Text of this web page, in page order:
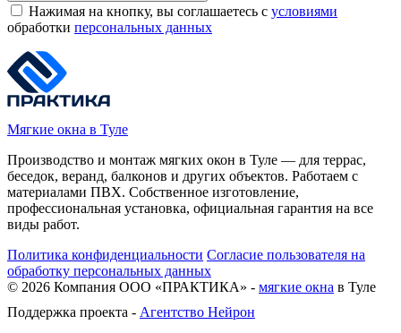
Нажимая на кнопку, вы соглашаетесь с условиями
обработки персональных данных
Мягкие окна в Туле
Производство и монтаж мягких окон в Туле — для террас,
беседок, веранд, балконов и других объектов. Работаем с
материалами ПВХ. Собственное изготовление,
профессиональная установка, официальная гарантия на все
виды работ.
Политика конфиденциальности Согласие пользователя на
обработку персональных данных
© 2026 Компания ООО «ПРАКТИКА» - мягкие окна в Туле
Поддержка проекта - Агентство Нейрон